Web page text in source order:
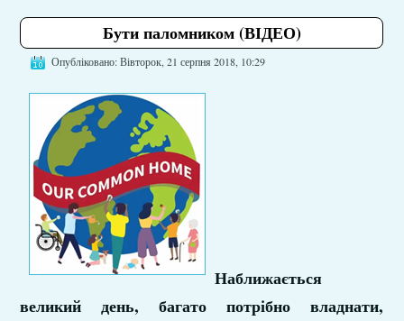
Бути паломником (ВІДЕО)
Опубліковано: Вівторок, 21 серпня 2018, 10:29
Наближається
великий день, багато потрібно владнати,